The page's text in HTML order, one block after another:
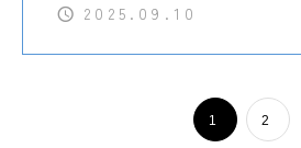
2025.09.10
1 2